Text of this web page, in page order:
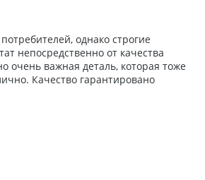
однако строгие
непосредственно от качества
очень важная деталь, которая тоже
Качество гарантировано